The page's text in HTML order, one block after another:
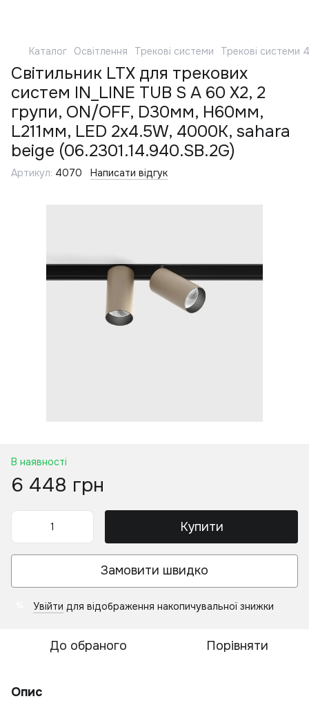
Каталог Освітлення Трекові системи Трекові системи
Світильник LTX для трекових
систем IN_LINE TUB S A 60 X2, 2
групи, ON/OFF, D30мм, H60мм,
L211мм, LED 2x4.5W, 4000K, sahara
beige (06.2301.14.940.SB.2G)
Артикул: 4070 Написати відгук
В наявності
6 448 грн
Купити
Замовити швидко
Увійти для відображення накопичувальної знижки
До обраного Порівняти
Опис